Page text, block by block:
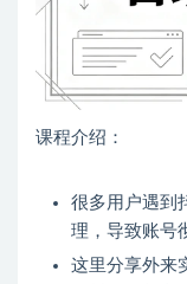
课程介绍：
很多用户遇到
理，导致账号
这里分享外来